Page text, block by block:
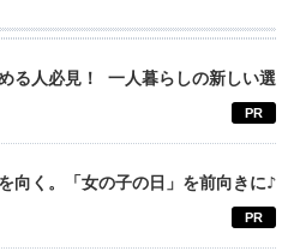
る人必見！ 一人暮らしの新しい選
PR
向く。「女の子の日」を前向きに♪
PR